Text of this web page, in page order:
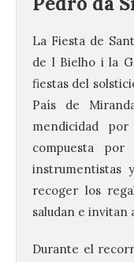
La Fiesta de
de l Bielho i la
fiestas del
País de
mendicidad
compuesta por
instrumentistas
recoger los
saludan e invitan
Durante el